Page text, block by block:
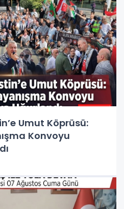
Umut Köprüsü:
Konvoyu